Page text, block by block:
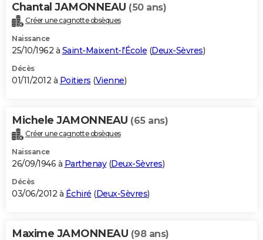
Chantal JAMONNEAU (50 ans)
Créer une cagnotte obsèques
Naissance
25/10/1962 à Saint-Maixent-l'École (Deux-Sèvres)
Décès
01/11/2012 à Poitiers (Vienne)
Michele JAMONNEAU (65 ans)
Créer une cagnotte obsèques
Naissance
26/09/1946 à Parthenay(Deux-Sèvres)
Décès
03/06/2012 à Échiré (Deux-Sèvres)
Maxime JAMONNEAU (98 ans)